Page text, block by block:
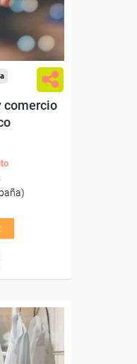
comercio